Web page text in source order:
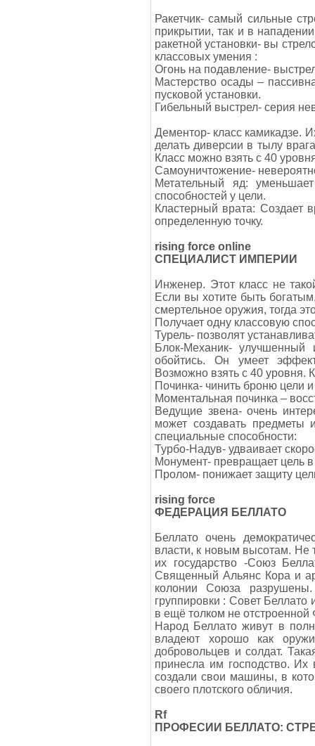
Ракетчик- самый сильные
прикрытии, так и в
ракетной установки- вы
классовых умения :
Огонь на подавление-
Мастерство осады –
пусковой установки.
Гибельный выстрел- серия
Дементор- класс камикадзе.
делать диверсии в тылу
Класс можно взять с 40
Самоуничтожение-
Метательный яд:
способностей у цели.
Кластерный врата: Создает
определенную точку.
rising force online
СПЕЦИАЛИСТ ИМПЕРИИ
Инженер. Этот класс не
Если вы хотите быть
смертельное оружия, тогда
Получает одну классовую
Турель- позволят
Блок-Механик-
обойтись. Он умеет
Возможно взять с 40 уровня.
Починка- чинить броню цели
Моментальная починка –
Ведущие звена- очень
может создавать
специальные способности:
Турбо-Надув- удваивает
Монумент- превращает цель
Пролом- понижает защиту
rising force
ФЕДЕРАЦИЯ БЕЛЛАТО
Беллато очень
власти, к новым высотам. Не
их государство -Союз
Священный Альянс Кора и
колонии Союза
группировки : Совет Беллато
в ещё толком не
Народ Беллато живут в
владеют хорошо как
добровольцев и солдат.
принесла им господство.
создали свои машины, в
своего плотского обличия.
Rf
ПРОФЕСИИ БЕЛЛАТО: